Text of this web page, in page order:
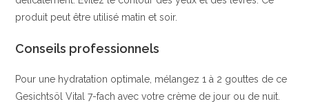
produit peut être utilisé matin et soir.
Conseils professionnels
Pour une hydratation optimale, mélangez 1 à 2 gouttes de ce
Gesichtsöl Vital 7-fach avec votre crème de jour ou de nuit.